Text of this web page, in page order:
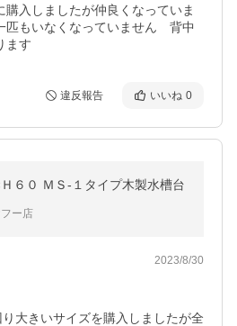
購入しましたが仲良くなっていま
匹もいなくなっていません　背中
ます
違反報告 いいね 0
６０ ＭＳ-１タイプ木製水槽台
ー店
2023/8/30
大きいサイズを購入しましたが全